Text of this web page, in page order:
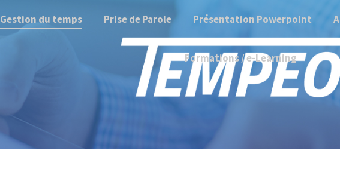
Gestion du temps Prise de Parole Présentation Powerpoint
Formations / e-Learning